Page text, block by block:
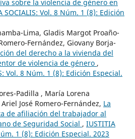
sobre la violencia de género en
SOCIALIS: Vol. 8 Núm. 1 (8): Edición
Lima, Gladis Margot Proaño-
Fernández, Giovany Borja-
del derecho a la vivienda del
de violencia de género ,
Vol. 8 Núm. 1 (8): Edición Especial.
Padilla , María Lorena
José Romero-Fernández, La
de afiliación del trabajador al
de Seguridad Social , IUSTITIA
1 (8): Edición Especial. 2023